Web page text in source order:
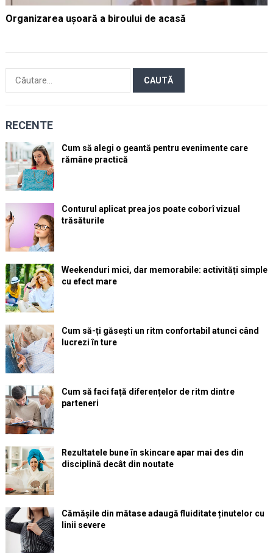
Organizarea ușoară a biroului de acasă
după:
RECENTE
Cum să alegi o geantă pentru evenimente care
rămâne practică
Conturul aplicat prea jos poate coborî vizual
trăsăturile
Weekenduri mici, dar memorabile: activități simple
cu efect mare
Cum să-ți găsești un ritm confortabil atunci când
lucrezi în ture
Cum să faci față diferențelor de ritm dintre
parteneri
Rezultatele bune în skincare apar mai des din
disciplină decât din noutate
Cămășile din mătase adaugă fluiditate ținutelor cu
linii severe